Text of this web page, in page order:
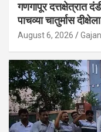
गणगापूर दत्तक्षेत्रात
पाचव्या चातुर्मास
August 6, 2026